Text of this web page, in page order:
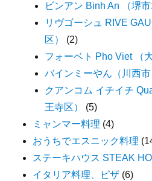
ビンアン Binh An （堺市
リヴゴーシュ RIVE
区）
(2)
フォーベト Pho Viet （
バインミーやん（川西市
クアンコム イチイチ
王寺区）
(5)
ミャンマー料理 (4)
おうちでエスニック料理
ステーキハウス STEAK
イタリア料理、ピザ (6)